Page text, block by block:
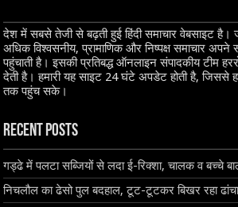
देश में सबसे तेजी से बढ़ती हुई हिंदी समाचार वेबसाइट है।
अधिक विश्वसनीय, प्रामाणिक और निष्पक्ष समाचार अपने
पहुंचाती है। इसकी प्रतिबद्ध ऑनलाइन संपादकीय टीम
देती है। हमारी यह साइट 24 घंटे अपडेट होती है, जिससे
तक पहुंच सके।
Recent Posts
गड्ढे में पलटा सब्जियों से लदा ई-रिक्शा, चालक व बच्चे
निचलौल का ढेसो पुल बदहाल, टूट-टूटकर बिखर रहा